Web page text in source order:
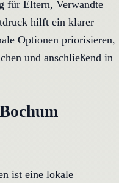
für Eltern, Verwandte
hilft ein klarer
Optionen priorisieren,
und anschließend in
ist eine lokale